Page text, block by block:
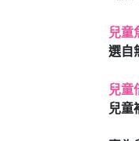
兒童
選自
兒童
兒童